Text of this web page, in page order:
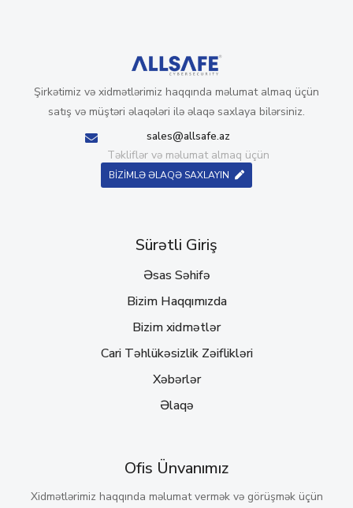
Şirkətimiz və xidmətlərimiz haqqında məlumat almaq üçün
satış və müştəri əlaqələri ilə əlaqə saxlaya bilərsiniz.
sales@allsafe.az
Təkliflər və məlumat almaq üçün
BİZİMLƏ ƏLAQƏ SAXLAYIN
Sürətli Giriş
Əsas Səhifə
Bizim Haqqımızda
Bizim xidmətlər
Cari Təhlükəsizlik Zəiflikləri
Xəbərlər
Əlaqə
Ofis Ünvanımız
Xidmətlərimiz haqqında məlumat vermək və görüşmək üçün